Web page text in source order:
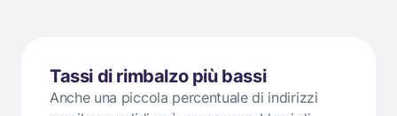
Tassi di rimbalzo più bassi
Anche una piccola percentuale di indirizzi